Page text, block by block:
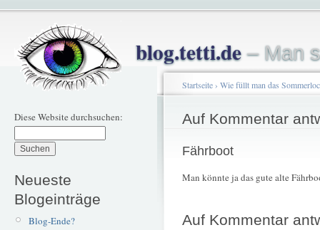
blog.tetti.de– Man
Diese Website durchsuchen:
Neueste
Blogeinträge
Blog-Ende?
Startseite› Wie füllt man das
Auf Kommentar
Fährboot
Man könnte ja das gute alte
Auf Kommentar